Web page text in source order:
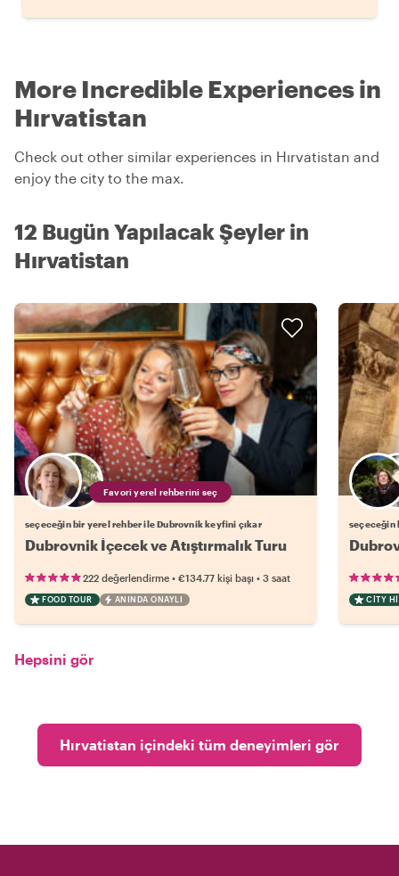
More Incredible Experiences in
Hırvatistan
Check out other similar experiences in Hırvatistan and
enjoy the city to the max.
12 Bugün Yapılacak Şeyler in
Hırvatistan
Favori yerel rehberini seç
seçeceğin bir yerel rehber ile Dubrovnik keyfini çıkar
Dubrovnik İçecek ve Atıştırmalık Turu
222 değerlendirme • €134.77 kişi başı • 3 saat
FOOD TOUR ANINDA ONAYLI
seçeceğin
CITY
Hepsini gör
Hırvatistan içindeki tüm deneyimleri gör